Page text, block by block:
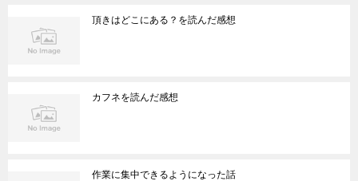
頂きはどこにある？を読んだ感想
カフネを読んだ感想
作業に集中できるようになった話